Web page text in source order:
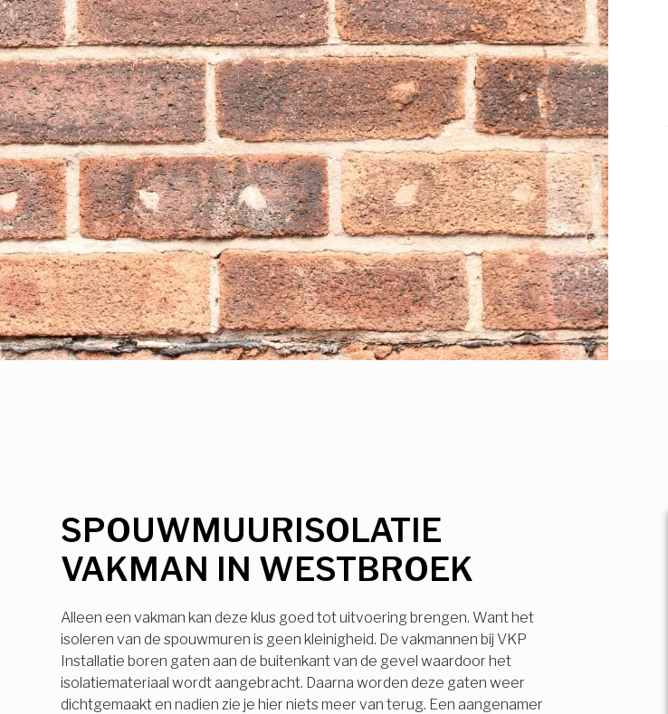
SPOUWMUURISOLATIE
VAKMAN IN WESTBROEK
Alleen een vakman kan deze klus goed tot uitvoering brengen. Want het
isoleren van de spouwmuren is geen kleinigheid. De vakmannen bij VKP
Installatie boren gaten aan de buitenkant van de gevel waardoor het
isolatiemateriaal wordt aangebracht. Daarna worden deze gaten weer
dichtgemaakt en nadien zie je hier niets meer van terug. Een aangenamer